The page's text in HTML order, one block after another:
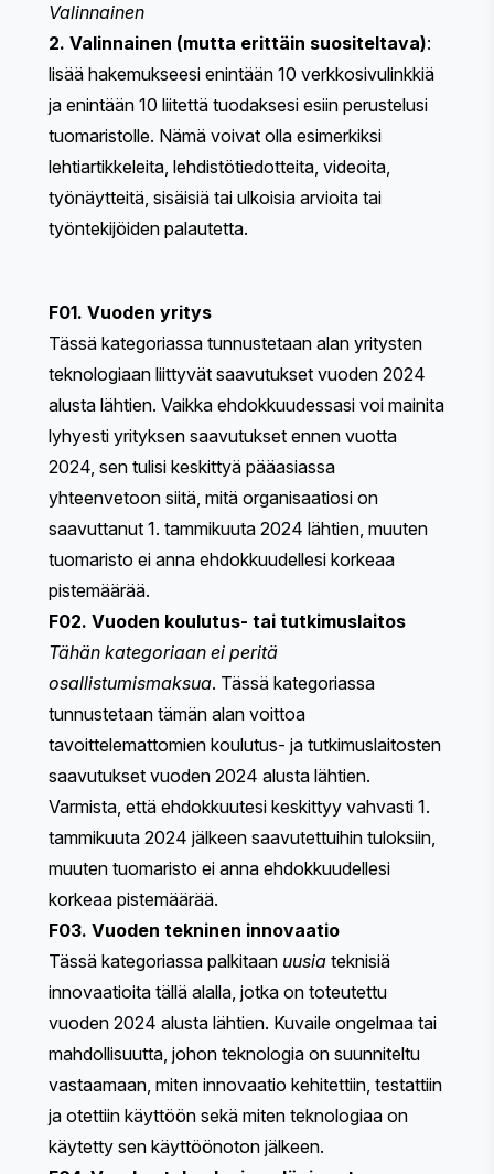
Valinnainen
2. Valinnainen (mutta erittäin suositeltava):
lisää hakemukseesi enintään 10 verkkosivulinkkiä
ja enintään 10 liitettä tuodaksesi esiin perustelusi
tuomaristolle. Nämä voivat olla esimerkiksi
lehtiartikkeleita, lehdistötiedotteita, videoita,
työnäytteitä, sisäisiä tai ulkoisia arvioita tai
työntekijöiden palautetta.
F01. Vuoden yritys
Tässä kategoriassa tunnustetaan alan yritysten
teknologiaan liittyvät saavutukset vuoden 2024
alusta lähtien. Vaikka ehdokkuudessasi voi mainita
lyhyesti yrityksen saavutukset ennen vuotta
2024, sen tulisi keskittyä pääasiassa
yhteenvetoon siitä, mitä organisaatiosi on
saavuttanut 1. tammikuuta 2024 lähtien, muuten
tuomaristo ei anna ehdokkuudellesi korkeaa
pistemäärää.
F02. Vuoden koulutus- tai tutkimuslaitos
Tähän kategoriaan ei peritä
osallistumismaksua. Tässä kategoriassa
tunnustetaan tämän alan voittoa
tavoittelemattomien koulutus- ja tutkimuslaitosten
saavutukset vuoden 2024 alusta lähtien.
Varmista, että ehdokkuutesi keskittyy vahvasti 1.
tammikuuta 2024 jälkeen saavutettuihin tuloksiin,
muuten tuomaristo ei anna ehdokkuudellesi
korkeaa pistemäärää.
F03. Vuoden tekninen innovaatio
Tässä kategoriassa palkitaan uusia teknisiä
innovaatioita tällä alalla, jotka on toteutettu
vuoden 2024 alusta lähtien. Kuvaile ongelmaa tai
mahdollisuutta, johon teknologia on suunniteltu
vastaamaan, miten innovaatio kehitettiin, testattiin
ja otettiin käyttöön sekä miten teknologiaa on
käytetty sen käyttöönoton jälkeen.